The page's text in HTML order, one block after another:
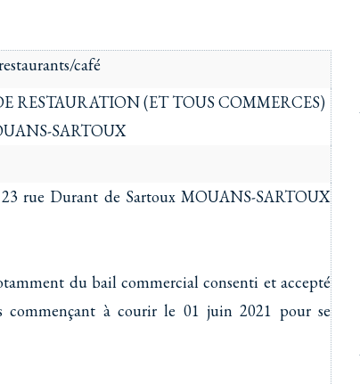
café
RESTAURATION (ET TOUS COMMERCES)
SARTOUX
rue Durant de Sartoux MOUANS-SARTOUX
du bail commercial consenti et accepté
commençant à courir le 01 juin 2021 pour se